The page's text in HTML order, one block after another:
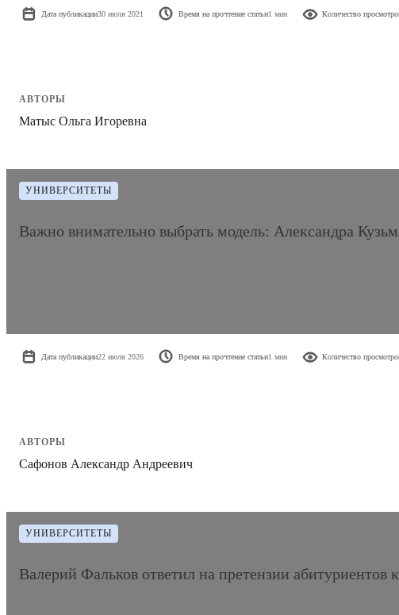
Дата публикации30 июля 2021 Время на прочтение статьи1 мин Количество
АВТОРЫ
Матыс Ольга Игоревна
УНИВЕРСИТЕТЫ
Важно внимательно выбрать модель: Александра
Дата публикации22 июля 2026 Время на прочтение статьи1 мин Количество
АВТОРЫ
Сафонов Александр Андреевич
УНИВЕРСИТЕТЫ
Валерий Фальков ответил на претензии абитуриентов